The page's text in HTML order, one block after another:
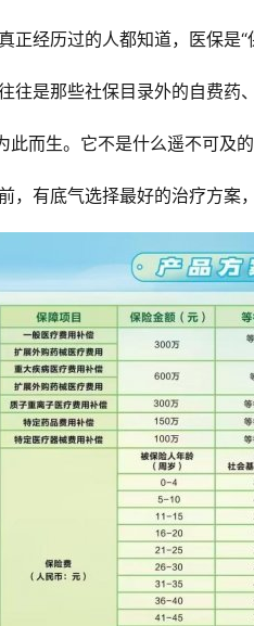
经历过的人都知道，医保是“
往是那些社保目录外的自费药
此而生。它不是什么遥不可及
有底气选择最好的治疗方案